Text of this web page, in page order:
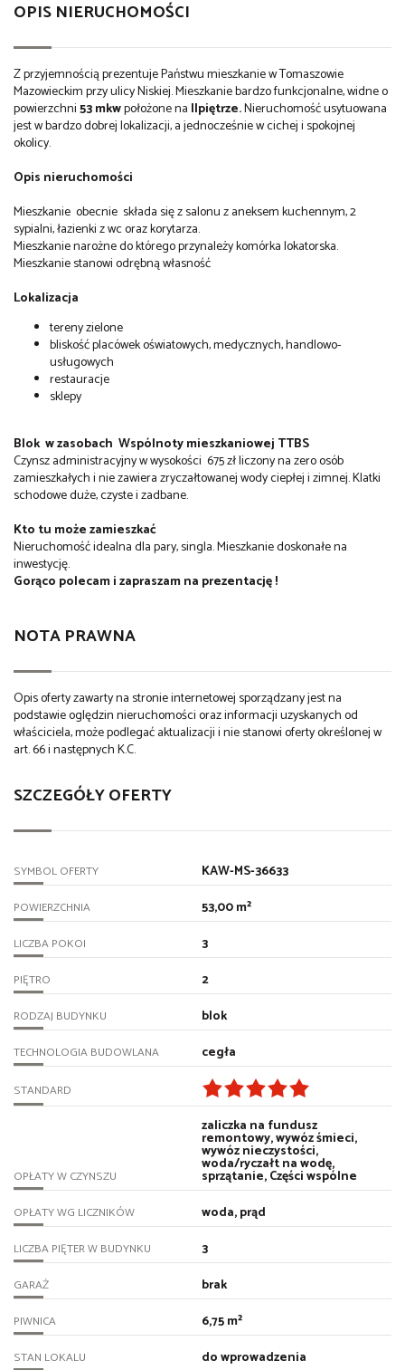
OPIS NIERUCHOMOŚCI
Z przyjemnością prezentuje Państwu mieszkanie w Tomaszowie
Mazowieckim przy ulicy Niskiej. Mieszkanie bardzo funkcjonalne, widne o
powierzchni53 mkwpołożone na IIpiętrze.Nieruchomość usytuowana
jest w bardzo dobrej lokalizacji, a jednocześnie w cichej i spokojnej
okolicy.
Opis nieruchomości
Mieszkanie obecnie składa się z salonu z aneksem kuchennym, 2
sypialni, łazienki z wc oraz korytarza.
Mieszkanie narożne do którego przynależy komórka lokatorska.
Mieszkanie stanowi odrębną własność
Lokalizacja
tereny zielone
bliskość placówek oświatowych, medycznych, handlowo-
usługowych
restauracje
sklepy
Blok w zasobach Wspólnoty mieszkaniowej TTBS
Czynsz administracyjny w wysokości 675 zł liczony na zero osób
zamieszkałych i nie zawiera zryczałtowanej wody ciepłej i zimnej. Klatki
schodowe duże, czyste i zadbane.
Kto tu może zamieszkać
Nieruchomość idealna dla pary, singla. Mieszkanie doskonałe na
inwestycję.
Gorąco polecam i zapraszam na prezentację !
NOTA PRAWNA
Opis oferty zawarty na stronie internetowej sporządzany jest na
podstawie oględzin nieruchomości oraz informacji uzyskanych od
właściciela, może podlegać aktualizacji i nie stanowi oferty określonej w
art. 66 i następnych K.C.
SZCZEGÓŁY OFERTY
SYMBOL OFERTY KAW-MS-36633
POWIERZCHNIA 53,00 m²
LICZBA POKOI 3
PIĘTRO 2
RODZAJ BUDYNKU blok
TECHNOLOGIA BUDOWLANA cegła
STANDARD
OPŁATY W CZYNSZU
zaliczka na fundusz
remontowy, wywóz śmieci,
wywóz nieczystości,
woda/ryczałt na wodę,
sprzątanie, Części wspólne
OPŁATY WG LICZNIKÓW woda, prąd
LICZBA PIĘTER W BUDYNKU 3
GARAŻ brak
PIWNICA 6,75 m²
STAN LOKALU do wprowadzenia